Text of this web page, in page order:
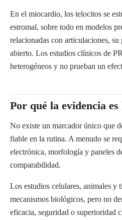
En el miocardio, los telocitos se
estromal, sobre todo en modelos
relacionadas con articulaciones,
abierto. Los estudios clínicos de
heterogéneos y no prueban un
Por qué la evidencia
No existe un marcador único que
fiable en la rutina. A menudo se
electrónica, morfología y paneles
comparabilidad.
Los estudios celulares, animales y
mecanismos biológicos, pero no
eficacia, seguridad o superioridad